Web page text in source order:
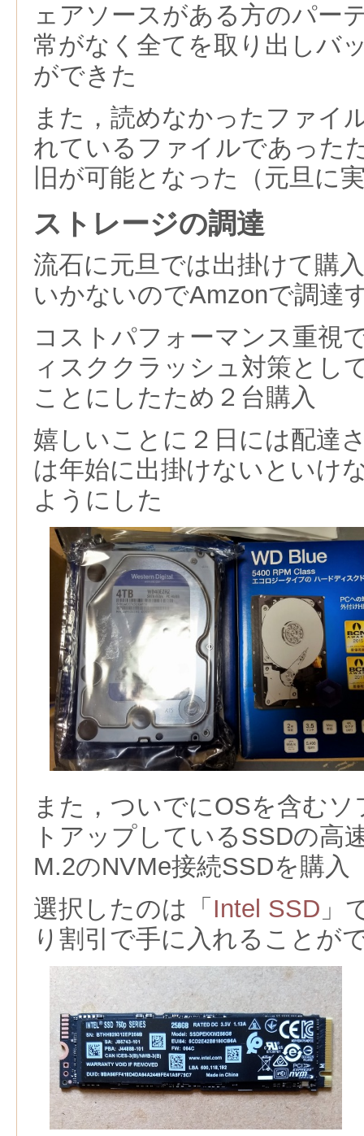
ェアソースがある方のパー
常がなく全てを取り出しバ
ができた
また，読めなかったファイ
れているファイルであった
旧が可能となった（元旦に
ストレージの調達
流石に元旦では出掛けて購
いかないのでAmzonで調達
コストパフォーマンス重視
ィスククラッシュ対策とし
ことにしたため２台購入
嬉しいことに２日には配達
は年始に出掛けないといけ
ようにした
また，ついでにOSを含む
トアップしているSSDの高
M.2のNVMe接続SSDを購入
選択したのは「 Intel SSD 」
り割引で手に入れることが